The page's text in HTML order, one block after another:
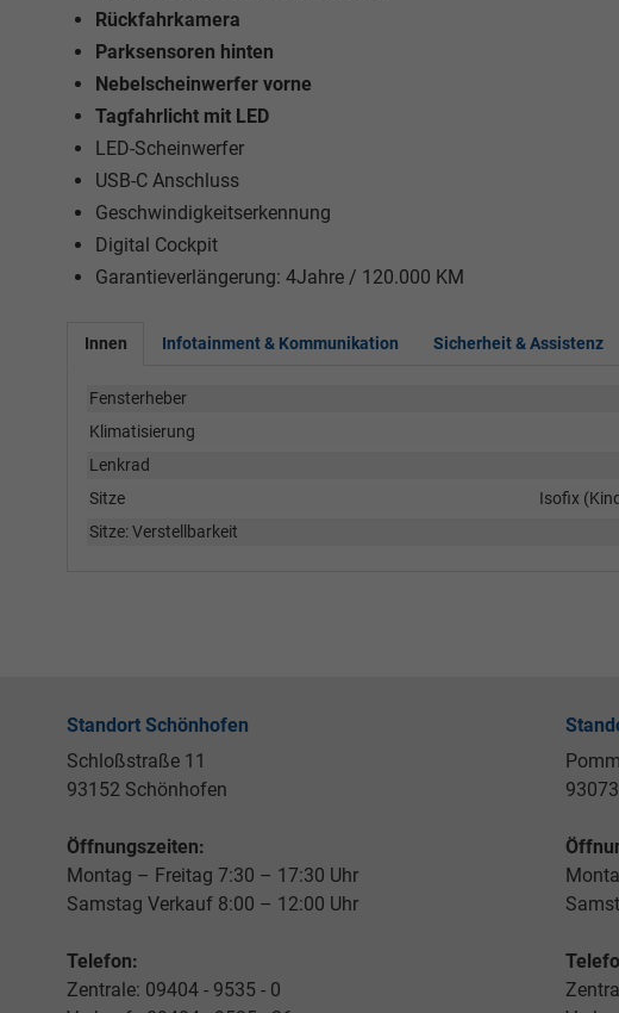
Rückfahrkamera
Parksensoren hinten
Nebelscheinwerfer vorne
Tagfahrlicht mit LED
LED-Scheinwerfer
USB-C Anschluss
Geschwindigkeitserkennung
Digital Cockpit
Garantieverlängerung: 4Jahre / 120.000 KM
Innen Infotainment & Kommunikation Sicherheit & Assistenz
Fensterheber
Klimatisierung
Lenkrad
Sitze
Isofix
Sitze: Verstellbarkeit
Standort Schönhofen
Schloßstraße 11
93152 Schönhofen
Öffnungszeiten:
Montag – Freitag 7:30 – 17:30 Uhr
Samstag Verkauf 8:00 – 12:00 Uhr
Telefon:
Zentrale: 09404 - 9535 - 0